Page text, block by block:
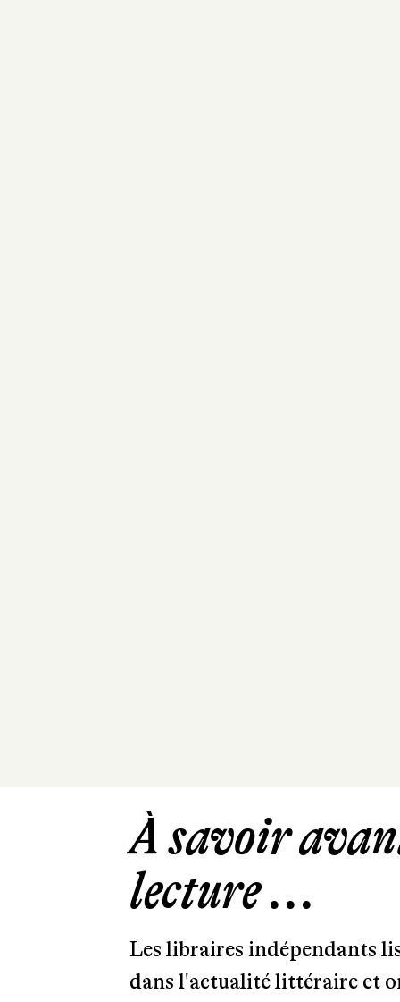
À savoir
lecture ...
Les libraires indépendants
dans l'actualité littéraire et